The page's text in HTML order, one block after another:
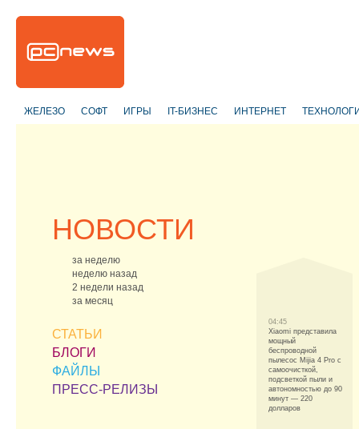
ЖЕЛЕЗО СОФТ ИГРЫ IT-БИЗНЕС ИНТЕРНЕТ
НОВОСТИ
за неделю
неделю назад
2 недели назад
за месяц
СТАТЬИ
БЛОГИ
ФАЙЛЫ
ПРЕСС-РЕЛИЗЫ
04:45
Xiaomi представила
мощный
беспроводной
пылесос Mijia 4 Pro с
самоочисткой,
подсветкой пыли и
автономностью до 90
минут — 220
долларов